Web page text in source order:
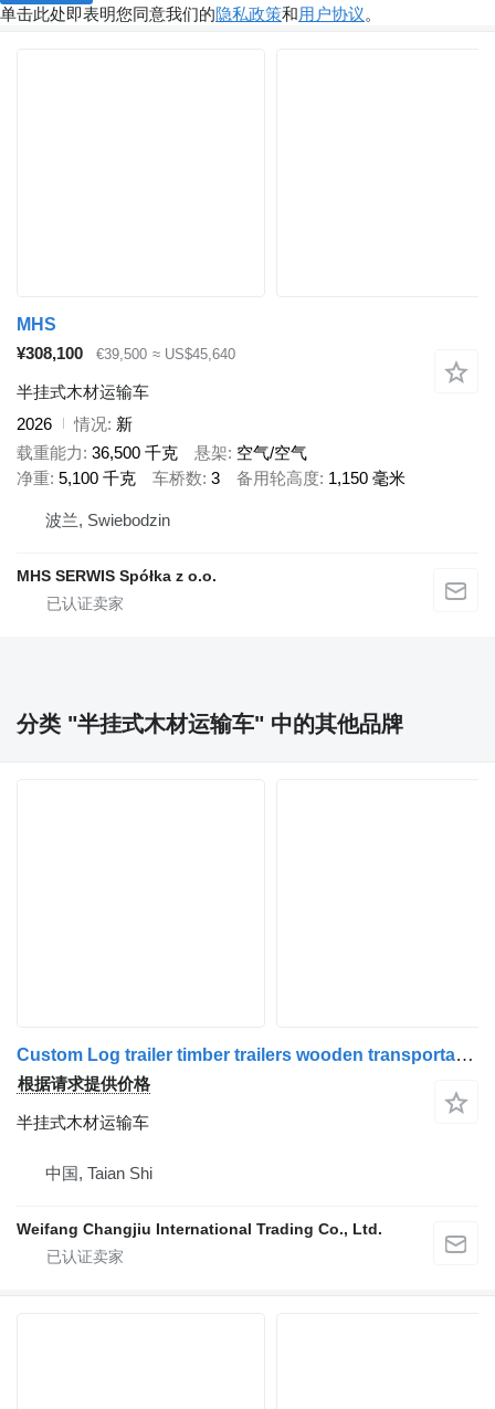
单击此处即表明您同意我们的隐私政策和用户协议。
MHS
¥308,100
€39,500 ≈ US$45,640
半挂式木材运输车
2026
情况 新
载重能力 36,500 千克 悬架 空气/空气
净重 5,100 千克 车桥数 3 备用轮高度 1,150 毫米
波兰, Swiebodzin
MHS SERWIS Spółka z o.o.
分类 "半挂式木材运输车" 中的其他品牌
Custom Log trailer timber trailers wooden transportation semi tr
根据请求提供价格
半挂式木材运输车
中国, Taian Shi
Weifang Changjiu International Trading Co., Ltd.